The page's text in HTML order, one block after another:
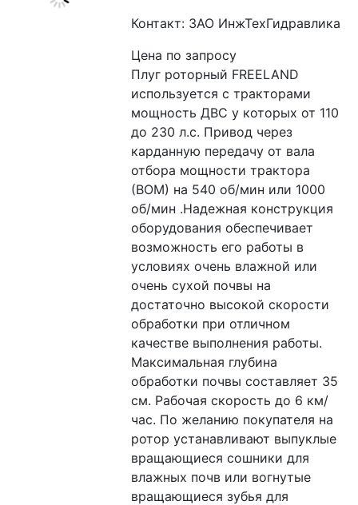
Контакт: ЗАО ИнжТехГидравлика
Цена по запросу
Плуг роторный FREELAND
используется с тракторами
мощность ДВС у которых от 110
до 230 л.с. Привод через
карданную передачу от вала
отбора мощности трактора
(ВОМ) на 540 об/мин или 1000
об/мин .Надежная конструкция
оборудования обеспечивает
возможность его работы в
условиях очень влажной или
очень сухой почвы на
достаточно высокой скорости
обработки при отличном
качестве выполнения работы.
Максимальная глубина
обработки почвы составляет 35
см. Рабочая скорость до 6 км/
час. По желанию покупателя на
ротор устанавливают выпуклые
вращающиеся сошники для
влажных почв или вогнутые
вращающиеся зубья для